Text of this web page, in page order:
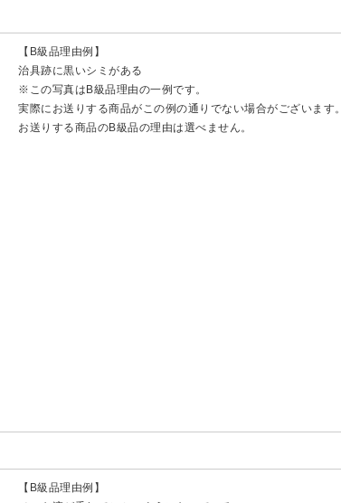
【B級品理由例】
治具跡に黒いシミがある
※この写真はB級品理由の一例です。
実際にお送りする商品がこの例の通りでない場合がございます。
お送りする商品のB級品の理由は選べません。
【B級品理由例】